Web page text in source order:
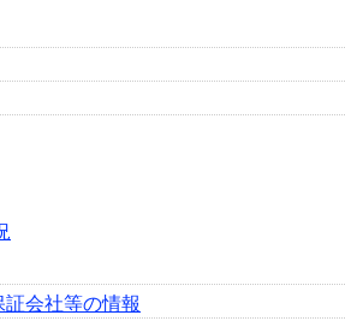
会社等の情報